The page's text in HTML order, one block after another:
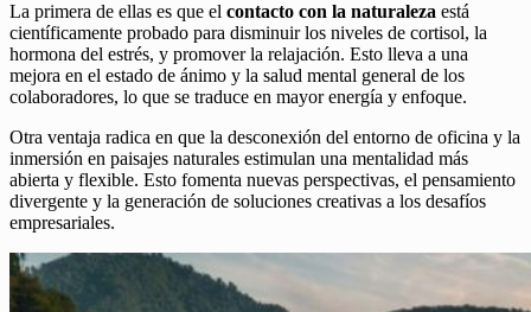
La primera de ellas es que el contacto con la naturaleza está
científicamente probado para disminuir los niveles de cortisol, la
hormona del estrés, y promover la relajación. Esto lleva a una
mejora en el estado de ánimo y la salud mental general de los
colaboradores, lo que se traduce en mayor energía y enfoque.
Otra ventaja radica en que la desconexión del entorno de oficina y la
inmersión en paisajes naturales estimulan una mentalidad más
abierta y flexible. Esto fomenta nuevas perspectivas, el pensamiento
divergente y la generación de soluciones creativas a los desafíos
empresariales.